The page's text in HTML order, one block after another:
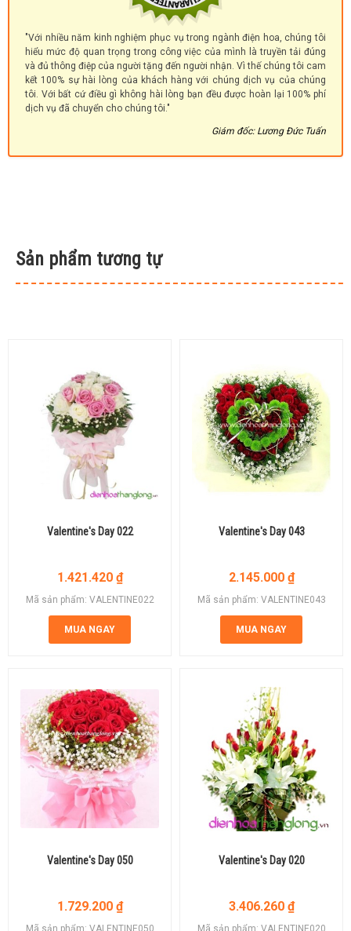
"Với nhiều năm kinh nghiệm phục vụ trong ngành điện hoa, chúng tôi
hiểu mức độ quan trọng trong công việc của mình là truyền tải đúng
và đủ thông điệp của người tặng đến người nhận. Vì thế chúng tôi cam
kết 100% sự hài lòng của khách hàng với chúng dịch vụ của chúng
tôi. Với bất cứ điều gì không hài lòng bạn đều được hoàn lại 100% phí
dịch vụ đã chuyển cho chúng tôi."
Giám đốc: Lương Đức Tuấn
Sản phẩm tương tự
Valentine's Day 022
1.421.420 ₫
Mã sản phẩm: VALENTINE022
MUA NGAY
Valentine's Day 043
2.145.000 ₫
Mã sản phẩm: VALENTINE043
MUA NGAY
Valentine's Day 050
1.729.200 ₫
Mã sản phẩm: VALENTINE050
Valentine's Day 020
3.406.260 ₫
Mã sản phẩm: VALENTINE020